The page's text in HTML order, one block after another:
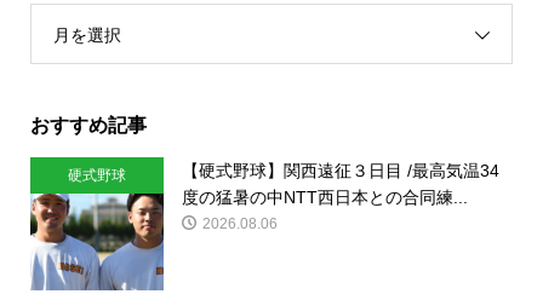
月を選択
おすすめ記事
硬式野球
【硬式野球】関西遠征３日目 /最高気温34
度の猛暑の中NTT西日本との合同練...
2026.08.06